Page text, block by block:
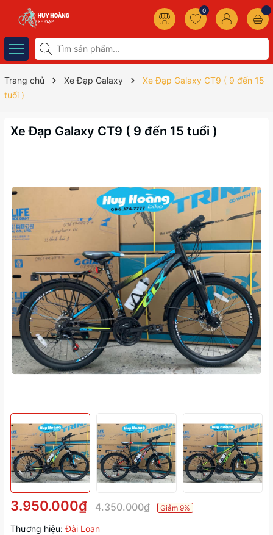
0
Trang chủ Xe Đạp Galaxy
Xe Đạp Galaxy CT9 ( 9 đến 15
tuổi )
Xe Đạp Galaxy CT9 ( 9 đến 15 tuổi )
3.950.000₫ 4.350.000₫ Giảm 9%
Thương hiệu: Đài Loan